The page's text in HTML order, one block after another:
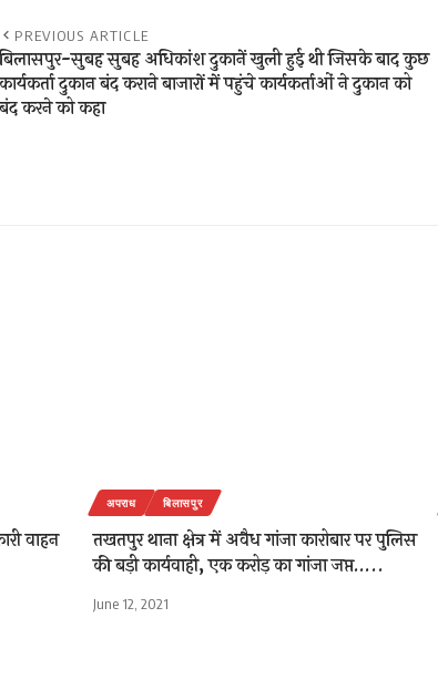
PREVIOUS ARTICLE
बिलासपुर-सुबह सुबह अधिकांश दुकानें खुली हुई थी जिसके बाद कुछ
कार्यकर्ता दुकान बंद कराने बाजारों में पहुंचे कार्यकर्ताओं ने दुकान को
बंद करने को कहा
वाहन
अपराध बिलासपुर
तखतपुर थाना क्षेत्र में अवैध गांजा कारोबार पर पुलिस
की बड़ी कार्यवाही, एक करोड़ का गांजा जप्त…..
June 12, 2021